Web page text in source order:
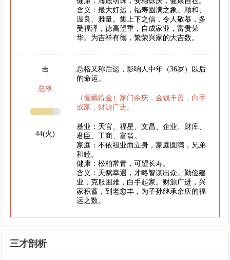
含义：最大好运，福寿圆满之象。顺和、
温良、雅量。集上下之信，令人敬慕，多
受福泽，德高望重，自成家业，富贵荣
华。为吉祥有德，繁荣兴家的大吉数。
吉
总格
44(火)
总格又称后运，影响人中年（36岁）以后
的命运。
（掘藏得金）家门余庆，金钱丰盈，白手
成家，财源广进。
基业：天官、福星、文昌、企业、财库、
君臣、工商、富翁。
家庭：不依祖业而立身，家庭圆满，兄弟
和睦。
健康：松柏常青，可望长寿。
含义：天赋幸遇，才略智谋出众。勤俭建
业，克服困难，白手起家。财源广进，兴
家积蓄，到老愈丰，为子孙继承余庆的福
运之数。
三才剖析